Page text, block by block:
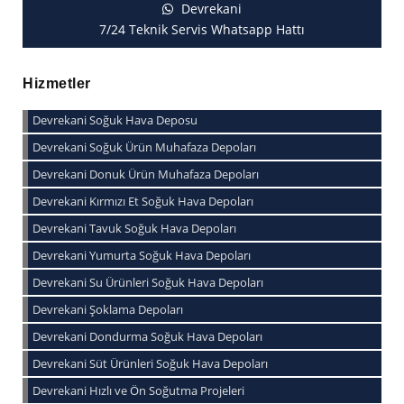
Devrekani
7/24 Teknik Servis Whatsapp Hattı
Hizmetler
Devrekani Soğuk Hava Deposu
Devrekani Soğuk Ürün Muhafaza Depoları
Devrekani Donuk Ürün Muhafaza Depoları
Devrekani Kırmızı Et Soğuk Hava Depoları
Devrekani Tavuk Soğuk Hava Depoları
Devrekani Yumurta Soğuk Hava Depoları
Devrekani Su Ürünleri Soğuk Hava Depoları
Devrekani Şoklama Depoları
Devrekani Dondurma Soğuk Hava Depoları
Devrekani Süt Ürünleri Soğuk Hava Depoları
Devrekani Hızlı ve Ön Soğutma Projeleri